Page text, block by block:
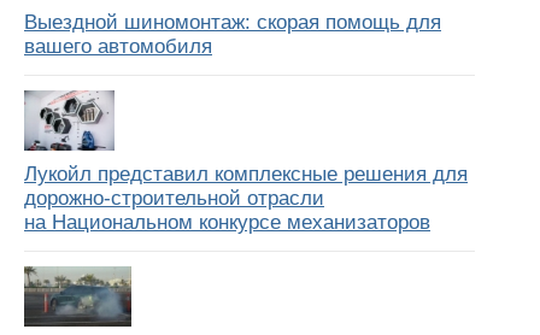
Выездной шиномонтаж: скорая помощь для
вашего автомобиля
Лукойл представил комплексные решения для
дорожно-строительной отрасли
на Национальном конкурсе механизаторов